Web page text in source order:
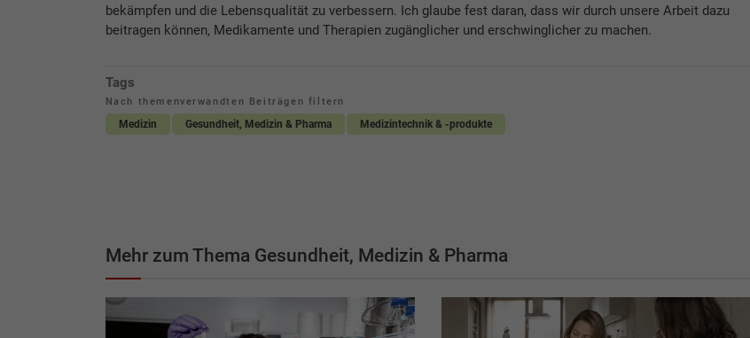
bekämpfen und die Lebensqualität zu verbessern. Ich glaube fest daran, dass wir durch unsere Arbeit dazu
beitragen können, Medikamente und Therapien zugänglicher und erschwinglicher zu machen.
Tags
Nach themenverwandten Beiträgen filtern
Medizin Gesundheit, Medizin & Pharma Medizintechnik & -produkte
Mehr zum Thema Gesundheit, Medizin & Pharma